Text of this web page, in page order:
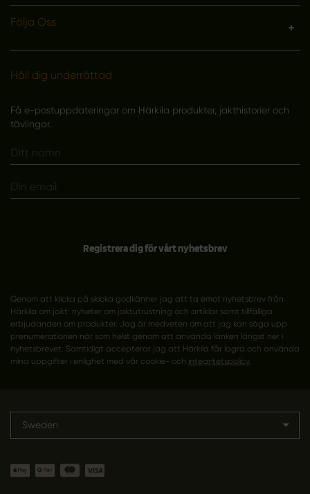
Följa Oss
Håll dig underrättad
Få e-postuppdateringar om Härkila produkter, jakthistorier och
tävlingar.
Registrera dig för vårt nyhetsbrev
Genom att klicka på skicka godkänner jag att ta emot nyhetsbrev från
Härkila om jakt: nyheter om jaktutrustning och artiklar samt tillfälliga
erbjudanden om produkter. Jag är medveten om att jag kan säga upp
prenumerationen när som helst genom att använda länken längst ner i
nyhetsbrevet. Samtidigt accepterar jag att Härkila får lagra och använda
mina uppgifter i enlighet med vår cookie- och integritetspolicy.
Sweden